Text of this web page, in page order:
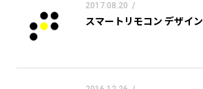
2017.08.20 /
スマートリモコン デザイン